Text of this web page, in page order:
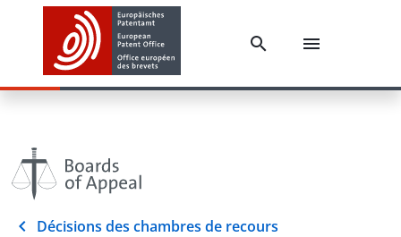
Décisions des chambres de recours